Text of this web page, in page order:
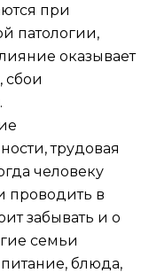
при
патологии,
оказывает
сбои
трудовая
человеку
проводить в
забывать и о
семьи
блюда,